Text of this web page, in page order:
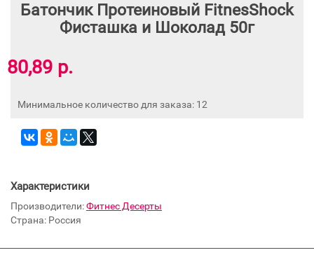
Батончик Протеиновый FitnesShock
Фисташка и Шоколад 50г
80,89 р.
Минимальное количество для заказа: 12
Характеристики
Производители:Фитнес Десерты
Страна: Россия